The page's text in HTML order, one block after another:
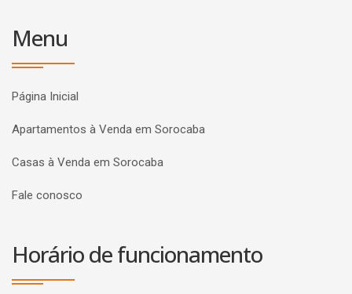
Menu
Página Inicial
Apartamentos à Venda em Sorocaba
Casas à Venda em Sorocaba
Fale conosco
Horário de funcionamento